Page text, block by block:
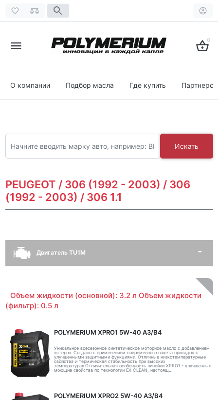
0
О компании Подбор масла Где купить
Искать
PEUGEOT / 306 (1992 - 2003) / 306
(1992 - 2003) / 306 1.1
Двигатель TU1M
Объем жидкости (основной): 3.2 л Объем жидкости
(фильтр): 0.5 л
POLYMERIUM XPRO1 5W-40 A3/B4
Уникальное всесезонное синтетическое моторное масло с добавлением
эстеров. Создано с применением современного пакета присадок с
улучшенными защитными функциями. Отличные низкотемпературные
свойства и термическая стабильность при высоких
температурах.Отличительная особенность линейки XPRO1 - улучшенные
моющие свойства по технологии EX-CLEAN, настоящ..
POLYMERIUM XPRO2 5W-40 A3/B4